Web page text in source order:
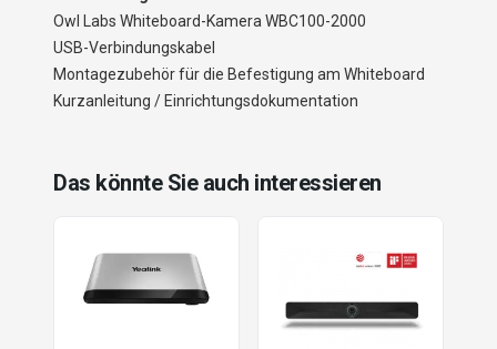
Owl Labs Whiteboard-Kamera WBC100-2000
USB-Verbindungskabel
Montagezubehör für die Befestigung am Whiteboard
Kurzanleitung / Einrichtungsdokumentation
Das könnte Sie auch interessieren